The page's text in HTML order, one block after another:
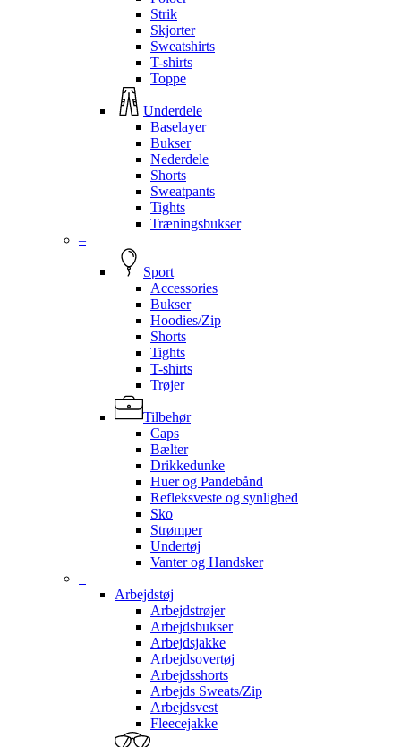
Strik
Skjorter
Sweatshirts
T-shirts
Toppe
Underdele
Baselayer
Bukser
Nederdele
Shorts
Sweatpants
Tights
Træningsbukser
–
Sport
Accessories
Bukser
Hoodies/Zip
Shorts
Tights
T-shirts
Trøjer
Tilbehør
Caps
Bælter
Drikkedunke
Huer og Pandebånd
Refleksveste og synlighed
Sko
Strømper
Undertøj
Vanter og Handsker
–
Arbejdstøj
Arbejdstrøjer
Arbejdsbukser
Arbejdsjakke
Arbejdsovertøj
Arbejdsshorts
Arbejds Sweats/Zip
Arbejdsvest
Fleecejakke